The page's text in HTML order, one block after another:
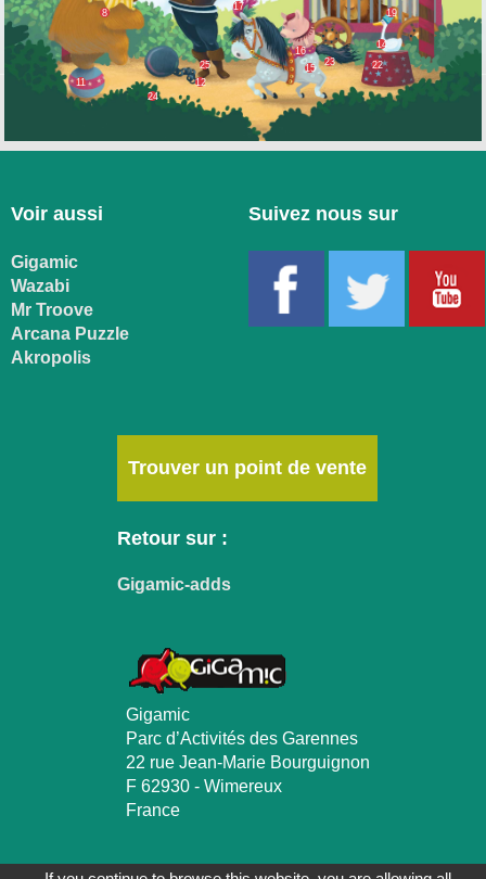
8
11 12
14
15
16
17
19
22
23
24
25
Voir aussi
Gigamic
Wazabi
Mr Troove
Arcana Puzzle
Akropolis
Suivez nous sur
Trouver un point de vente
Retour sur :
Gigamic-adds
Gigamic
Parc d’Activités des Garennes
22 rue Jean-Marie Bourguignon
F 62930 - Wimereux
France
Mentions Légales-Plan du Site-Contactez nous